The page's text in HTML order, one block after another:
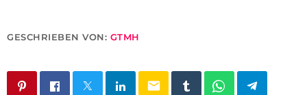
GESCHRIEBEN VON: GTMH
email